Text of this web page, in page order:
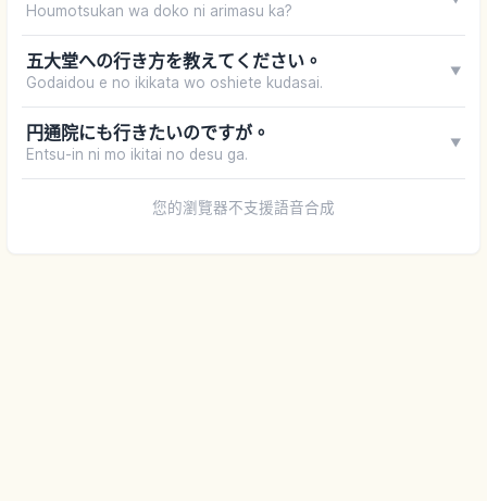
Houmotsukan wa doko ni arimasu ka?
五大堂への行き方を教えてください。
Godaidou e no ikikata wo oshiete kudasai.
▼
円通院にも行きたいのですが。
Entsu-in ni mo ikitai no desu ga.
▼
您的瀏覽器不支援語音合成